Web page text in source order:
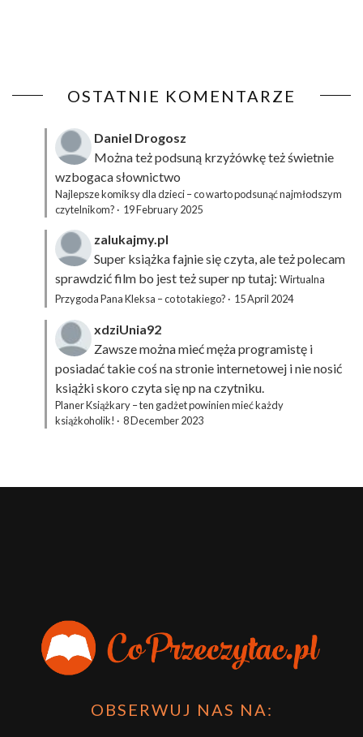
OSTATNIE KOMENTARZE
Daniel Drogosz
Można też podsuną krzyżówkęteż świetnie
wzbogaca słownictwo
Najlepsze komiksy dla dzieci – co warto podsunąć najmłodszym
czytelnikom? · 19 February 2025
zalukajmy.pl
Super książka fajnie się czyta, ale też polecam
sprawdzić film bo jest też super np tutaj: Wirtualna
Przygoda Pana Kleksa – co to takiego? · 15 April 2024
xdziUnia92
Zawsze można mieć męża programistę i
posiadać takie coś na stronie internetowej i nie nosić
książki skoro czyta się np na czytniku.
Planer Książkary – ten gadżet powinien mieć każdy
książkoholik! · 8 December 2023
OBSERWUJ NAS NA: